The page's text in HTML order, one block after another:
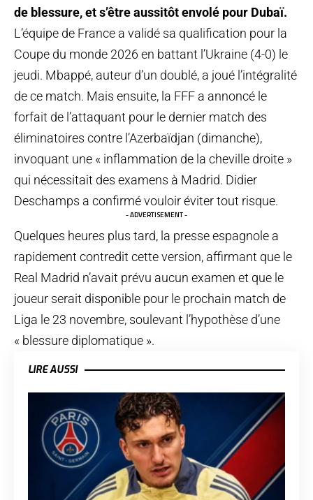
de blessure, et s’être aussitôt envolé pour Dubaï.
L’équipe de France a validé sa qualification pour la
Coupe du monde 2026 en battant l’Ukraine (4-0) le
jeudi. Mbappé, auteur d’un doublé, a joué l’intégralité
de ce match. Mais ensuite, la FFF a annoncé le
forfait de l’attaquant pour le dernier match des
éliminatoires contre l’Azerbaïdjan (dimanche),
invoquant une « inflammation de la cheville droite »
qui nécessitait des examens à Madrid. Didier
Deschamps a confirmé vouloir éviter tout risque.
- ADVERTISEMENT -
Quelques heures plus tard, la presse espagnole a
rapidement contredit cette version, affirmant que le
Real Madrid n’avait prévu aucun examen et que le
joueur serait disponible pour le prochain match de
Liga le 23 novembre, soulevant l’hypothèse d’une
« blessure diplomatique ».
LIRE AUSSI